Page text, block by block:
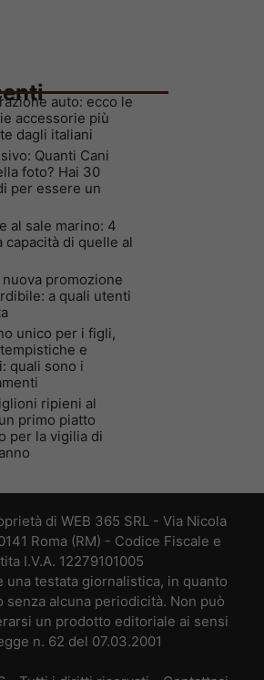
auto: ecco le
accessorie più
dagli italiani
Quanti Cani
foto? Hai 30
per essere un
al sale marino: 4
capacità di quelle al
nuova promozione
a quali utenti
unico per i figli,
e
quali sono i
ripieni al
primo piatto
per la vigilia di
di WEB 365 SRL - Via Nicola
Roma (RM) - Codice Fiscale e
I.V.A. 12279101005
una testata giornalistica, in quanto
senza alcuna periodicità. Non può
un prodotto editoriale ai sensi
n. 62 del 07.03.2001